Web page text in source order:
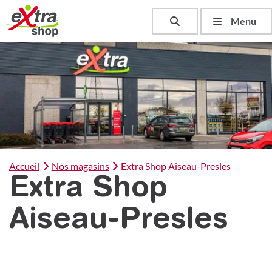
Toggle searchMenu
Accueil Nos magasins Extra Shop Aiseau-Presles
Extra Shop
Aiseau-Presles